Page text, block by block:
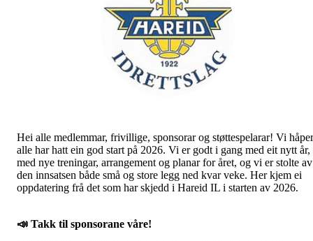
Hei alle medlemmar, frivillige, sponsorar og støttespelarar! Vi håper
alle har hatt ein god start på 2026. Vi er godt i gang med eit nytt år,
med nye treningar, arrangement og planar for året, og vi er stolte av
den innsatsen både små og store legg ned kvar veke. Her kjem ei
oppdatering frå det som har skjedd i Hareid IL i starten av 2026.
📣 Takk til sponsorane våre!